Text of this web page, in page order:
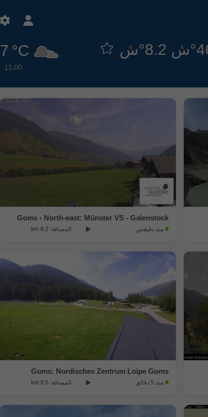
7 °C
11:00
Goms › North-east: Münster VS - Galenstock
منذ دقيقتين المسافة: 9.2 km
Goms: Nordisches Zentrum Loipe Goms
منذ 5 دقائق المسافة: 9.5 km